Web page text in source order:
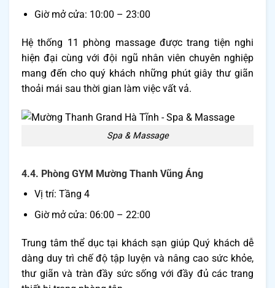
Giờ mở cửa: 10:00 – 23:00
Hệ thống 11 phòng massage được trang tiện nghi
hiện đại cùng với đội ngũ nhân viên chuyên nghiệp
mang đến cho quý khách những phút giây thư giãn
thoải mái sau thời gian làm việc vất vả.
Spa & Massage
4.4. Phòng GYM Mường Thanh Vũng Áng
Vị trí: Tầng 4
Giờ mở cửa: 06:00 – 22:00
Trung tâm thể dục tại khách sạn giúp Quý khách dễ
dàng duy trì chế độ tập luyện và nâng cao sức khỏe,
thư giãn và tràn đầy sức sống với đầy đủ các trang